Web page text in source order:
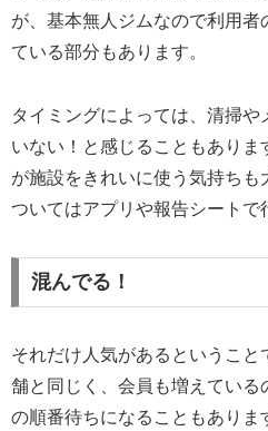
が、基本無人ジムなので利用
ている部分もあります。
タイミングによっては、清掃や
いない！と感じることもありま
が施設をきれいに使う気持ちも
ついてはアプリや報告シートで
混んでる！
それだけ人気があるというこ
舗と同じく、会員も増えている
の順番待ちになることもありま